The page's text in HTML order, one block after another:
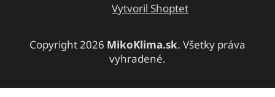
Vytvoril Shoptet
Copyright 2026 MikoKlima.sk. Všetky práva
vyhradené.